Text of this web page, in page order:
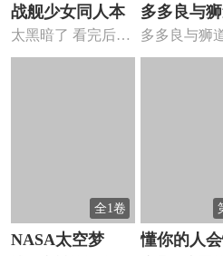
战舰少女同人本
太黑暗了 看完后我
久久不能入眠 我再
多多良与
多多良与狮
，笑着，放
全1卷
NASA太空梦
懂你的人